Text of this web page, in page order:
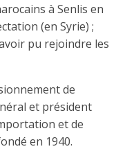
à Senlis en
(en Syrie) ;
pu rejoindre les
de
et président
et de
en 1940.